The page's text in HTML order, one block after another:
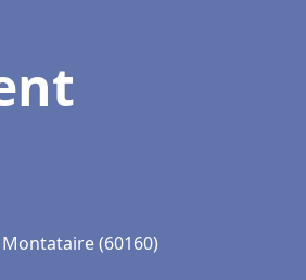
(60160)